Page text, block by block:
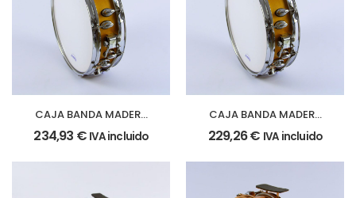
CAJA BANDA MADERA
35,5x10cm. miel
234,93 € IVA incluido
CAJA BANDA MADERA
35,5x8cm. miel
229,26€ IVA incluido